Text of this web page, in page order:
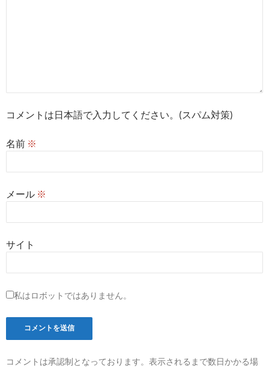
コメントは日本語で入力してください。(スパム対策)
名前 ※
メール ※
サイト
私はロボットではありません。
コメントは承認制となっております。表示されるまで数日かかる場